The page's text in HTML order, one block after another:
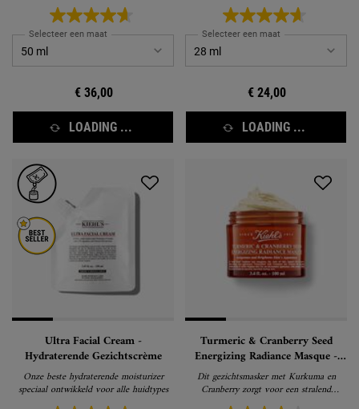
Selecteer een maat
€ 36,00
LOADING ...
Selecteer een maat
€ 24,00
LOADING ...
Ultra Facial Cream -
Hydraterende Gezichtscrème
Onze beste hydraterende moisturizer
speciaal ontwikkeld voor alle huidtypes
Turmeric & Cranberry Seed
Energizing Radiance Masque -
Gezichtsmasker
Dit gezichtsmasker met Kurkuma en
Cranberry zorgt voor een stralend
gezonde huid.